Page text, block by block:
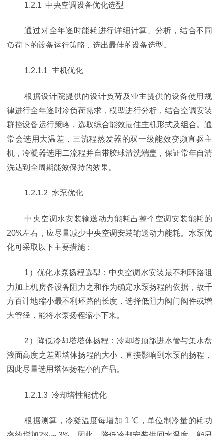
1.2.1 中央空调设备优化选型
通过对全年逐时能耗进行详细计算、分析，结合不同
负荷下的设备运行策略，选出最佳的设备选型。
1.2.1.1 主机优化
根据设计院提供的设计负荷及业主提供的设备使用规
律进行全年逐时冷负荷需求，模型进行分析，结合空调安装
群控设备运行策略，选取综合能效最佳主机形式及组合。通
常会选用大温差，三流程蒸发器的双一级能效变频直驱主
机，冷凝器选用二流程并自带胶球清洗端盖，保证常年自清
洗达到全周期能效保持的效果。
1.2.1.2 水泵优化
中央空调水安装输送动力能耗占整个空调安装能耗的
20%左右，应尽量减少中央空调安装输送动力能耗。水泵优
化可采取以下主要措施：
1）优化水泵扬程选型：中央空调水安装最不利环路阻
力加上机房各设备阻力之和作为确定水泵扬程的依据，故千
方百计地缩小最不利环路的长度，选择低阻力阀门阀件或增
大管径，能将水泵扬程缩小下来。
2）降低冷却塔塔体扬程：冷却塔顶部进水管与集水盘
液面高度之差即塔体扬程的大小，直接影响到水泵的扬程，
因此尽量选用塔体扬程小的产品。
1.2.1.3 冷却塔性能优化
根据测算，冷凝温度每增加 1 ℃，单位制冷量的耗功